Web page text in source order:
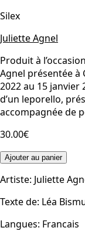
Silex
Juliette Agnel
Produit à
Agnel présentée à
2022 au 15 janvier
d’un leporello,
accompagnée de
30.00€
Ajouter au panier
Artiste: Juliette
Texte de: Léa
Langues: Francais